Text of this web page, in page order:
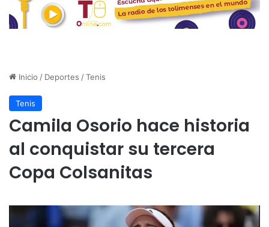
Inicio / Deportes /Tenis
Tenis
Camila Osorio hace historia
al conquistar su tercera
Copa Colsanitas